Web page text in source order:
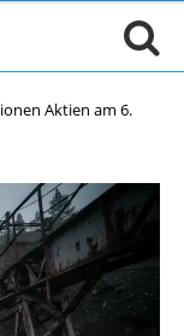
Aktien am 6.